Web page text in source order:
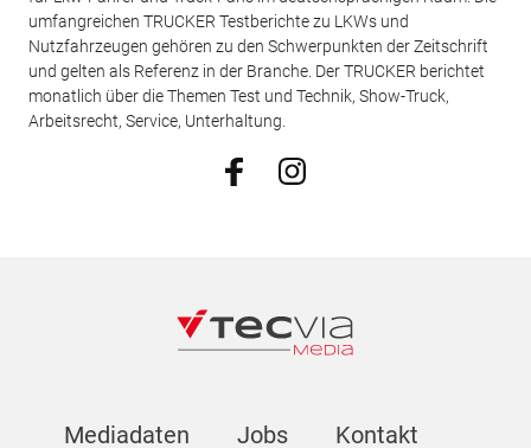
umfangreichen TRUCKER Testberichte zu LKWs und
Nutzfahrzeugen gehören zu den Schwerpunkten der Zeitschrift
und gelten als Referenz in der Branche. Der TRUCKER berichtet
monatlich über die Themen Test und Technik, Show-Truck,
Arbeitsrecht, Service, Unterhaltung.
Mediadaten Jobs Kontakt